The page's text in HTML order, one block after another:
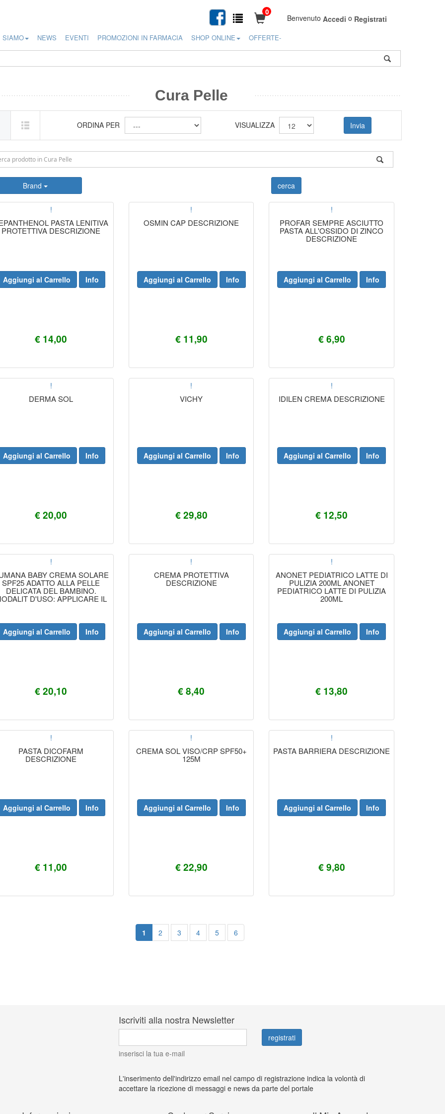
Benvenuto Accedi o Registrati
0
SIAMO NEWS EVENTI PROMOZIONI IN FARMACIA SHOP ONLINE OFFERTE-
Cura Pelle
ORDINA PER VISUALIZZA
Brand
!
PASTA LENITIVA
PROTETTIVA DESCRIZIONE
€ 14,00
Aggiungi al Carrello Info
!
OSMIN CAP DESCRIZIONE
€ 11,90
Aggiungi al Carrello Info
!
PROFAR SEMPRE ASCIUTTO
PASTA ALL'OSSIDO DI ZINCO
DESCRIZIONE
€ 6,90
Aggiungi al Carrello Info
!
DERMA SOL
€ 20,00
Aggiungi al Carrello Info
!
VICHY
€ 29,80
Aggiungi al Carrello Info
!
IDILEN CREMA DESCRIZIONE
€ 12,50
Aggiungi al Carrello Info
!
BABY CREMA SOLARE
SPF25 ADATTO ALLA PELLE
DELICATA DEL BAMBINO.
D'USO: APPLICARE IL
€ 20,10
Aggiungi al Carrello Info
!
CREMA PROTETTIVA
DESCRIZIONE
€ 8,40
Aggiungi al Carrello Info
!
ANONET PEDIATRICO LATTE DI
PULIZIA 200ML ANONET
PEDIATRICO LATTE DI PULIZIA
200ML
€ 13,80
Aggiungi al Carrello Info
!
PASTA DICOFARM
DESCRIZIONE
€ 11,00
Aggiungi al Carrello Info
!
CREMA SOL VISO/CRP SPF50+
125M
€ 22,90
Aggiungi al Carrello Info
!
PASTA BARRIERA DESCRIZIONE
€ 9,80
Aggiungi al Carrello Info
1 2 3 4 5 6
Iscriviti alla nostra Newsletter
inserisci la tua e-mail
L'inserimento dell'indirizzo email nel campo di registrazione indica la volontà di
accettare la ricezione di messaggi e news da parte del portale